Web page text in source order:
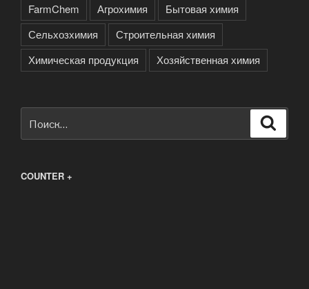
FarmChem Агрохимия
Бытовая химия
Сельхозхимия
Строительная химия
Химическая продукция
Хозяйственная химия
COUNTER +